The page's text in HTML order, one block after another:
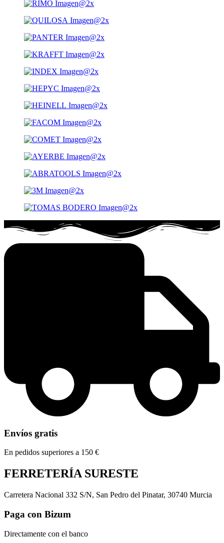
Envíos gratis
En pedidos superiores a 150 €
FERRETERÍA SURESTE
Carretera Nacional 332 S/N, San Pedro del Pinatar, 30740 Murcia
Paga con Bizum
Directamente con el banco